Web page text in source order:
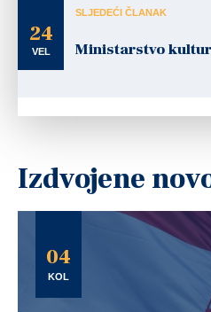
24
VEL
SLJEDEĆI ČLANAK
Ministarstvo
Izdvojene
04
KOL